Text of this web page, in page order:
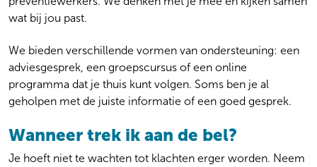
Suïcidaliteit
Thuisbegeleiding
Trauma en PTSS
Verslaving
Zeldzame en onbegrepen aandoeningen
Werken bij
Actueel
Ervaringen
wat bij jou past.
We bieden verschillende vormen van ondersteuning: een
adviesgesprek, een groepscursus of een online
programma dat je thuis kunt volgen. Soms ben je al
geholpen met de juiste informatie of een goed gesprek.
Wanneer trek ik aan de bel?
Je hoeft niet te wachten tot klachten erger worden. Neem